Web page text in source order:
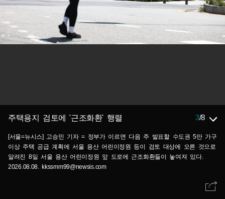
주택용지 검토에 '근조화환' 행렬 3/8
[서울=뉴시스] 고승민 기자 = 정부가 이르면 다음 주 발표할 수도권 5만 가구
이상 주택 공급 계획에 서울 용산 어린이정원 등이 검토 대상에 오른 것으로
알려진 8일 서울 용산 어린이정원 앞 도로에 근조화환들이 놓여져 있다.
2026.08.08. kkssmm99@newsis.com